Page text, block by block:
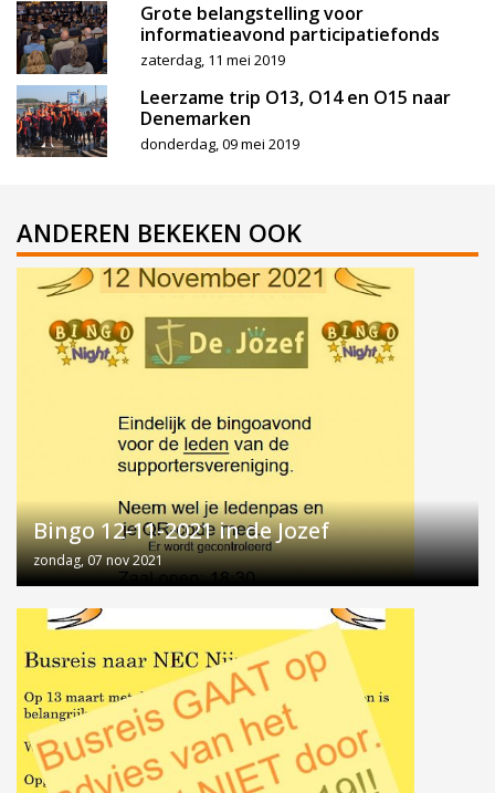
Grote belangstelling voor
informatieavond participatiefonds
zaterdag, 11 mei 2019
Leerzame trip O13, O14 en O15 naar
Denemarken
donderdag, 09 mei 2019
ANDEREN BEKEKEN OOK
Bingo 12-11-2021 in de Jozef
zondag, 07 nov 2021